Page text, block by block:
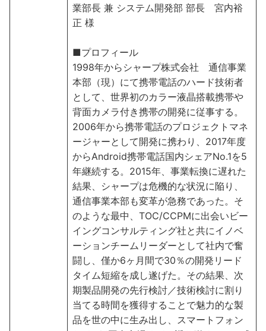
業部長 兼 システム開発部 部長 宮内裕
正 様
■プロフィール
1998年からシャープ株式会社 通信事業
本部（現）にて携帯電話のハード技術者
として、世界初のカラー液晶搭載携帯や
背面カメラ付き携帯の開発に従事する。
2006年から携帯電話のプロジェクトマネ
ージャーとして開発に携わり、2017年度
からAndroid携帯電話国内シェアNo.1を5
年継続する。2015年、事業転換に遅れた
結果、シャープは危機的な状況に陥り、
通信事業本部も変革が急務であった。そ
のような最中、TOC/CCPMに出会いビー
イングコンサルティング社と共にイノベ
ーションチームリーダーとして社内で奮
闘し、僅か6ヶ月間で30％の開発リード
タイム短縮を成し遂げた。その結果、次
期製品開発の先⾏検討／技術検討に割り
当てる時間を獲得することで魅力的な製
品を世の中に生み出し、スマートフォン